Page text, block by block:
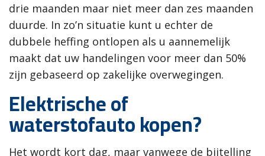
drie maanden maar niet meer dan zes maanden
duurde. In zo’n situatie kunt u echter de
dubbele heffing ontlopen als u aannemelijk
maakt dat uw handelingen voor meer dan 50%
zijn gebaseerd op zakelijke overwegingen.
Elektrische of
waterstofauto kopen?
Het wordt kort dag, maar vanwege de bijtelling